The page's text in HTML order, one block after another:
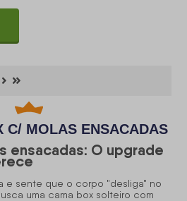
C/ MOLAS ENSACADAS
ensacadas: O upgrade
e sente que o corpo "desliga" no
uma cama box solteiro com